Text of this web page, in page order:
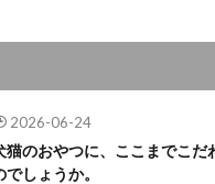
2026-06-24
猫のおやつに、ここまでこだ
でしょうか。